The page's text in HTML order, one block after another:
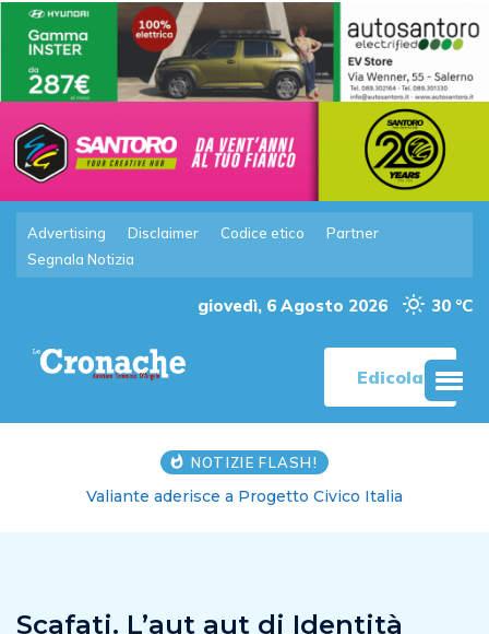
Advertising Disclaimer Codice etico
Partner
Segnala Notizia
giovedì, 6 Agosto 2026 30 °C
Edicola
NOTIZIE FLASH!
Valiante aderisce a Progetto Civico Italia
Scafati. L’aut aut di Identità